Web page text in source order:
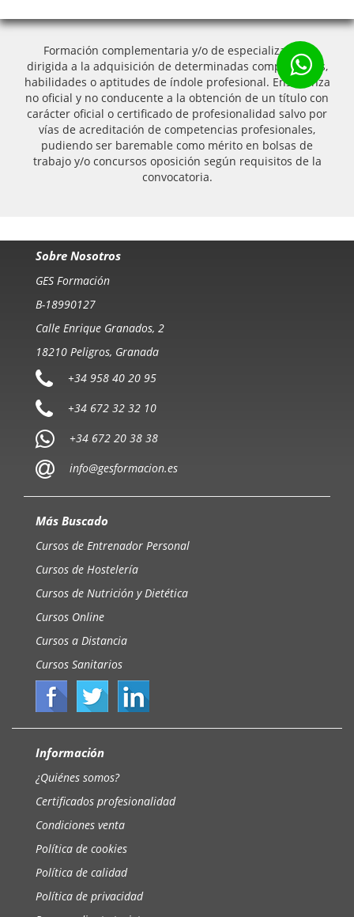
Formación complementaria y/o de especialización,
dirigida a la adquisición de determinadas competencias,
habilidades o aptitudes de índole profesional. Enseñanza
no oficial y no conducente a la obtención de un título con
carácter oficial o certificado de profesionalidad salvo por
vías de acreditación de competencias profesionales,
pudiendo ser baremable como mérito en bolsas de
trabajo y/o concursos oposición según requisitos de la
convocatoria.
Sobre Nosotros
GES Formación
B-18990127
Calle Enrique Granados, 2
18210 Peligros, Granada
+34 958 40 20 95
+34 672 32 32 10
+34 672 20 38 38
info@gesformacion.es
Más Buscado
Cursos de Entrenador Personal
Cursos de Hostelería
Cursos de Nutrición y Dietética
Cursos Online
Cursos a Distancia
Cursos Sanitarios
Información
¿Quiénes somos?
Certificados profesionalidad
Condiciones venta
Política de cookies
Política de calidad
Política de privacidad